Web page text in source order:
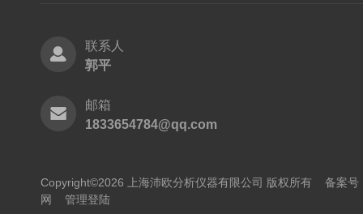
联系人
郭平
邮箱
1833654784@qq.com
Copyright©2026 上海沛欧分析仪器有限公司 版权所有 备案号
网
管理登陆